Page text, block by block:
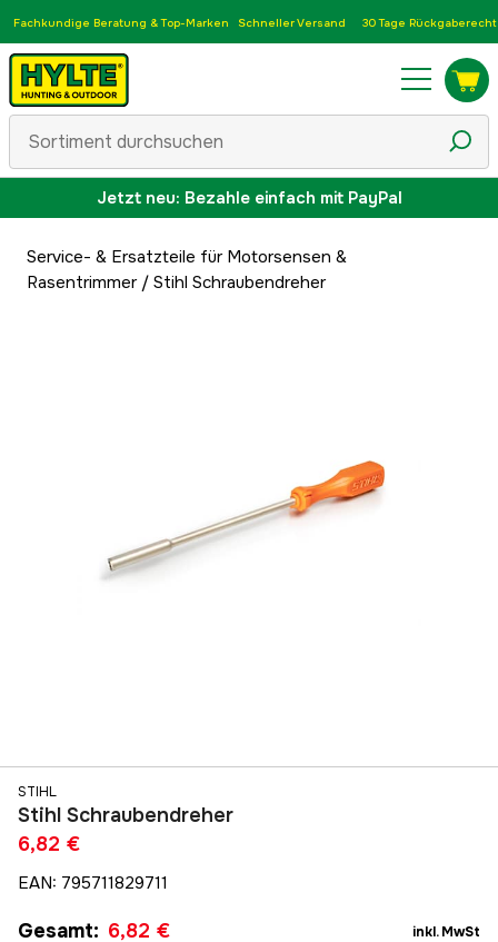
Fachkundige Beratung & Top-Marken Schneller Versand 30 Tage Rückgaberecht
Jetzt neu: Bezahle einfach mit PayPal
Service- & Ersatzteile für Motorsensen &
Rasentrimmer/ Stihl Schraubendreher
STIHL
Stihl Schraubendreher
6,82 €
EAN: 795711829711
Gesamt: 6,82 € inkl. MwSt